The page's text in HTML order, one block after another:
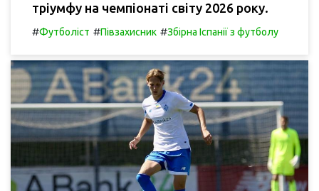
тріумфу на чемпіонаті світу 2026 року.
#Футболіст #Півзахисник #Збірна Іспанії з футболу